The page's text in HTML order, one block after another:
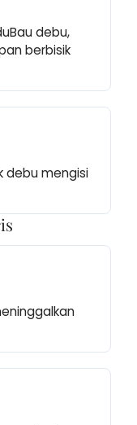
debu,
berbisik
debu mengisi